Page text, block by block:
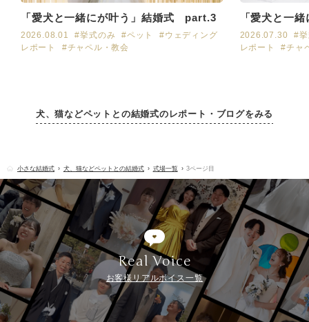
犬、猫などペットとの結婚式のレポート・ブログをみる
「愛犬と一緒にが叶う」結婚式 part.3
2026.08.01 #挙式のみ #ペット
#ウェディング
レポート
#チャペル・教会
「愛犬と一
2026.07.30
#
レポート
#チャ
小さな結婚式 犬、猫などペットとの結婚式 式場一覧 3ページ目
Real Voice
お客様リアルボイス一覧